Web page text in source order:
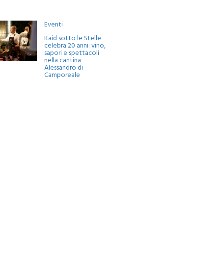
Eventi
Kaid sotto le Stelle
celebra 20 anni: vino,
sapori e spettacoli
nella cantina
Alessandro di
Camporeale